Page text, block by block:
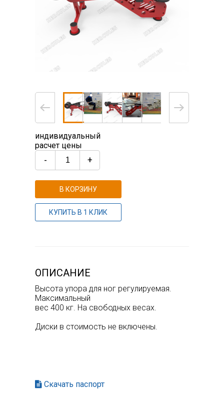
индивидуальный
расчет цены
- +
В КОРЗИНУ
КУПИТЬ В 1 КЛИК
ОПИСАНИЕ
Высота упора для ног регулируемая.
Максимальный
вес 400 кг. На свободных весах.
Диски в стоимость не включены.
Скачать паспорт